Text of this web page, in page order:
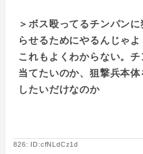
＞ボス殴ってるチンパン
らせるためにやるんじゃよ
これもよくわからない。
当てたいのか、狙撃兵本
したいだけなのか
826: ID:cfNLdCz1d